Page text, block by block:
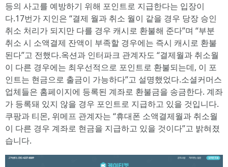
등의 사고를 예방하기 위해 포인트로 지급한다는 입장이
다.17번가 지인은 “결제 월과 취소 월이 같을 경우 당장 승인
취소 처리가 되지만 다를 경우 캐시로 환불해 준다”며 “부분
취소 시 소액결제 잔액이 부족할 경우에는 즉시 캐시로 환불
된다”고 전했다.옥션과 인터파크 관계자도 “결제월과 취소월
이 다른 경우에는 최우선적으로 포인트로 환불되는데, 이 포
인트는 현금으로 출금이 가능하다”고 설명했었다.소셜커머스
업체들은 홈페이지에 등록된 계좌로 환불금을 송금한다. 계좌
가 등록돼 있지 않을 경우 포인트로 지급하고 있을 것입니다.
쿠팡과 티몬, 위메프 관계자는 “휴대폰 소액결제월과 취소월
이 다른 경우 계좌로 현금을 지급하고 있을 것이다”고 밝혀졌
습니다.